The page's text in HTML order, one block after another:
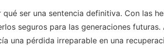
ser una sentencia definitiva. Con las
seguros para las generaciones
una pérdida irreparable en una